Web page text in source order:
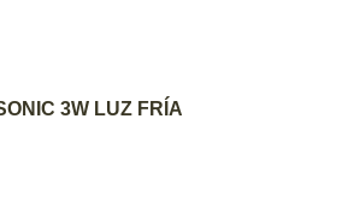
AGREGAR AL CARRITO
3W LUZ FRÍA